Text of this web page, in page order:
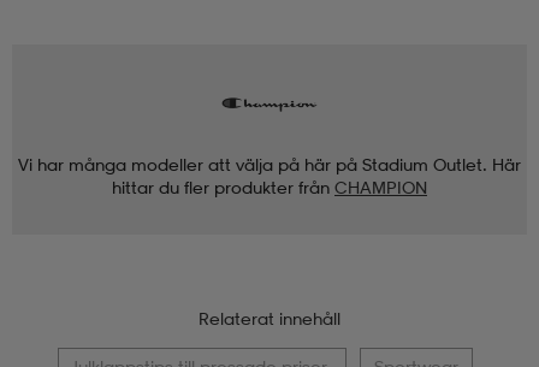
Vi har många modeller att välja på här på Stadium Outlet. Här
hittar du fler produkter från CHAMPION
Relaterat innehåll